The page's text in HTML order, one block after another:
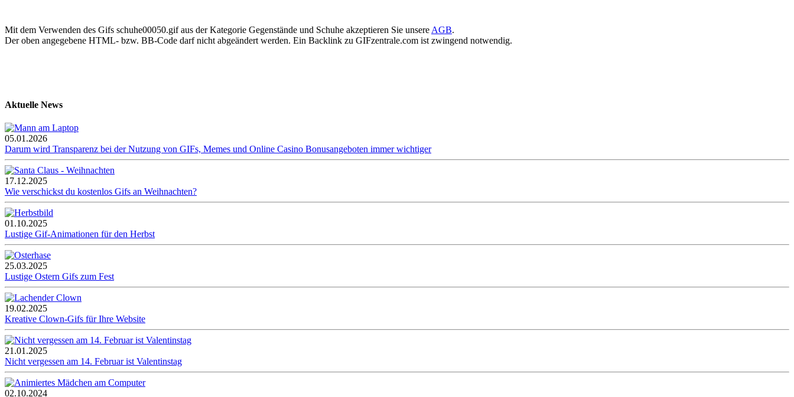
Mit dem Verwenden des Gifs schuhe00050.gif aus der Kategorie Gegenstände und Schuhe akzeptieren Sie unsere AGB.
Der oben angegebene HTML- bzw. BB-Code darf nicht abgeändert werden. Ein Backlink zu GIFzentrale.com ist zwingend notwendig.
Aktuelle News
05.01.2026
Darum wird Transparenz bei der Nutzung von GIFs, Memes und Online Casino Bonusangeboten immer wichtiger
17.12.2025
Wie verschickst du kostenlos Gifs an Weihnachten?
01.10.2025
Lustige Gif-Animationen für den Herbst
25.03.2025
Lustige Ostern Gifs zum Fest
19.02.2025
Kreative Clown-Gifs für Ihre Website
21.01.2025
Nicht vergessen am 14. Februar ist Valentinstag
02.10.2024